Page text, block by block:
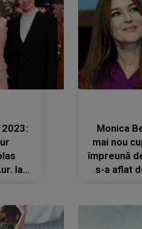
2023:
Iata
Monica
mai nou
împreună
s-a aflat